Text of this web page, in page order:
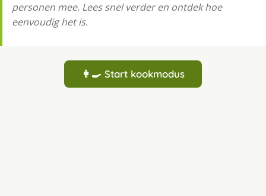
personen mee. Lees snel verder en ontdek hoe
eenvoudig het is.
👩‍🍳 Start kookmodus